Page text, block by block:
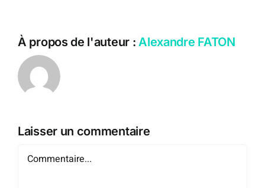
À propos de l'auteur :Alexandre FATON
Laisser un commentaire
Commentaire